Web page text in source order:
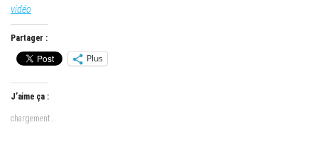
vidéo
Partager :
Plus
J’aime ça :
chargement…